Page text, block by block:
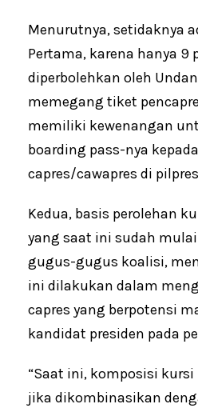
Menurutnya, setidaknya
Pertama, karena hanya 9
diperbolehkan oleh
memegang tiket
memiliki kewenangan
boarding pass-nya
capres/cawapres di
Kedua, basis perolehan
yang saat ini sudah
gugus-gugus koalisi,
ini dilakukan dalam
capres yang berpotensi
kandidat presiden pada
“Saat ini, komposisi kursi
jika dikombinasikan